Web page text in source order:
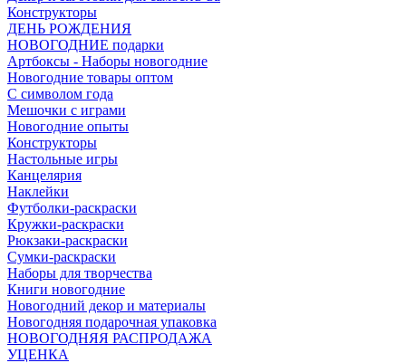
Конструкторы
ДЕНЬ РОЖДЕНИЯ
НОВОГОДНИЕ подарки
Артбоксы - Наборы новогодние
Новогодние товары оптом
С символом года
Мешочки с играми
Новогодние опыты
Конструкторы
Настольные игры
Канцелярия
Наклейки
Футболки-раскраски
Кружки-раскраски
Рюкзаки-раскраски
Сумки-раскраски
Наборы для творчества
Книги новогодние
Новогодний декор и материалы
Новогодняя подарочная упаковка
НОВОГОДНЯЯ РАСПРОДАЖА
УЦЕНКА